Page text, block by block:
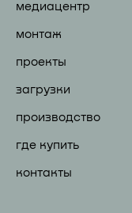
медиацентр
монтаж
проекты
загрузки
производство
где купить
контакты